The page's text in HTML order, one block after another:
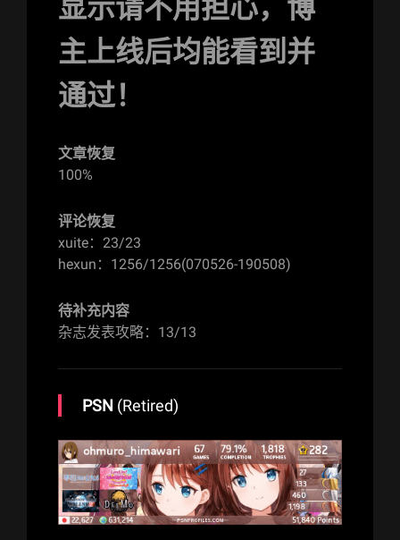
显示请不用担心，博
主上线后均能看到并
通过！
文章恢复
100%
评论恢复
xuite：23/23
hexun：1256/1256(070526-190508)
待补充内容
杂志发表攻略：13/13
PSN (Retired)